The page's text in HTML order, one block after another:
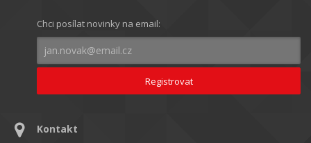
Chci posílat novinky na email:
Kontakt